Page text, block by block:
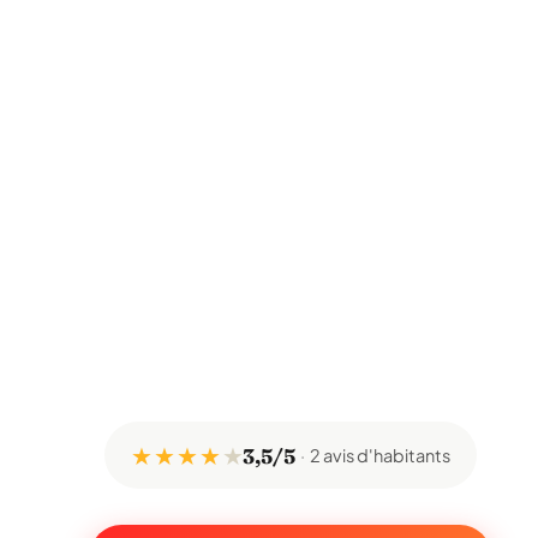
★ ★ ★ ★★3,5/5 2 avis d'habitants